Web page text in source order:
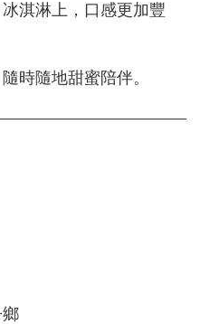
淇淋上，口感更加豐
時隨地甜蜜陪伴。